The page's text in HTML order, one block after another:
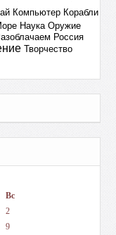
Компьютер Корабли
Наука Оружие
Россия
Творчество
Вс
2
9